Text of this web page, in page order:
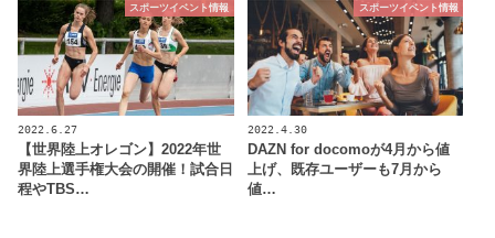
スポーツイベント情報
2022.6.27
【世界陸上オレゴン】2022年世
界陸上選手権大会の開催！試合日
程やTBS…
スポーツイベント情報
2022.4.30
DAZN for docomoが4月から値
上げ、既存ユーザーも7月から
値…